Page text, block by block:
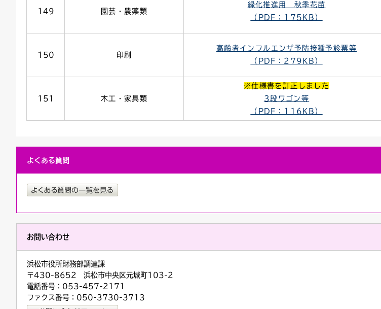
149 園芸・農薬類
緑化推進用 秋季花苗
（PDF：175KB）
150 印刷
高齢者インフルエンザ予防接種予診票等
（PDF：279KB）
151 木工・家具類
※仕様書を訂正しました
3段ワゴン等
（PDF：116KB）
よくある質問
お問い合わせ
浜松市役所財務部調達課
〒430-8652 浜松市中央区元城町103-2
電話番号：053-457-2171
ファクス番号：050-3730-3713